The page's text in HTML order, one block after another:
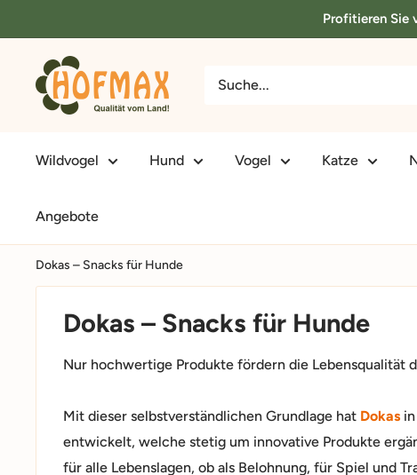
zum
Profitieren Sie
hofmax.de
Wildvogel Hund Vogel Katze
Angebote
Dokas – Snacks für Hunde
Dokas – Snacks für Hunde
Nur hochwertige Produkte fördern die Lebensqualität
Mit dieser selbstverständlichen Grundlage hat Dokas
entwickelt, welche stetig um innovative Produkte
für alle Lebenslagen, ob als Belohnung, für Spiel und